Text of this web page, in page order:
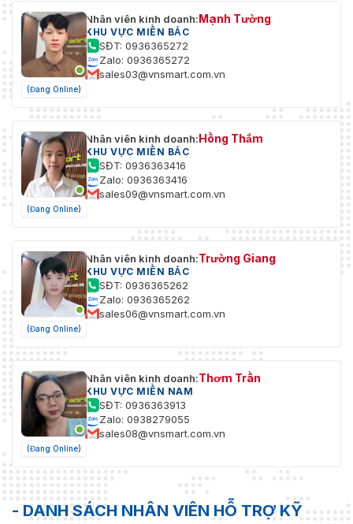
(Đang Online)
Nhân viên kinh doanh:Mạnh Tường
KHU VỰC MIỀN BẮC
SĐT: 0936365272
Zalo: 0936365272
sales03@vnsmart.com.vn
(Đang Online)
Nhân viên kinh doanh:Hồng Thắm
KHU VỰC MIỀN BẮC
SĐT: 0936363416
Zalo: 0936363416
sales09@vnsmart.com.vn
(Đang Online)
Nhân viên kinh doanh:Trường Giang
KHU VỰC MIỀN BẮC
SĐT: 0936365262
Zalo: 0936365262
sales06@vnsmart.com.vn
(Đang Online)
Nhân viên kinh doanh:Thơm Trần
KHU VỰC MIỀN NAM
SĐT: 0936363913
Zalo: 0938279055
sales08@vnsmart.com.vn
- DANH SÁCH NHÂN VIÊN HỖ TRỢ KỸ